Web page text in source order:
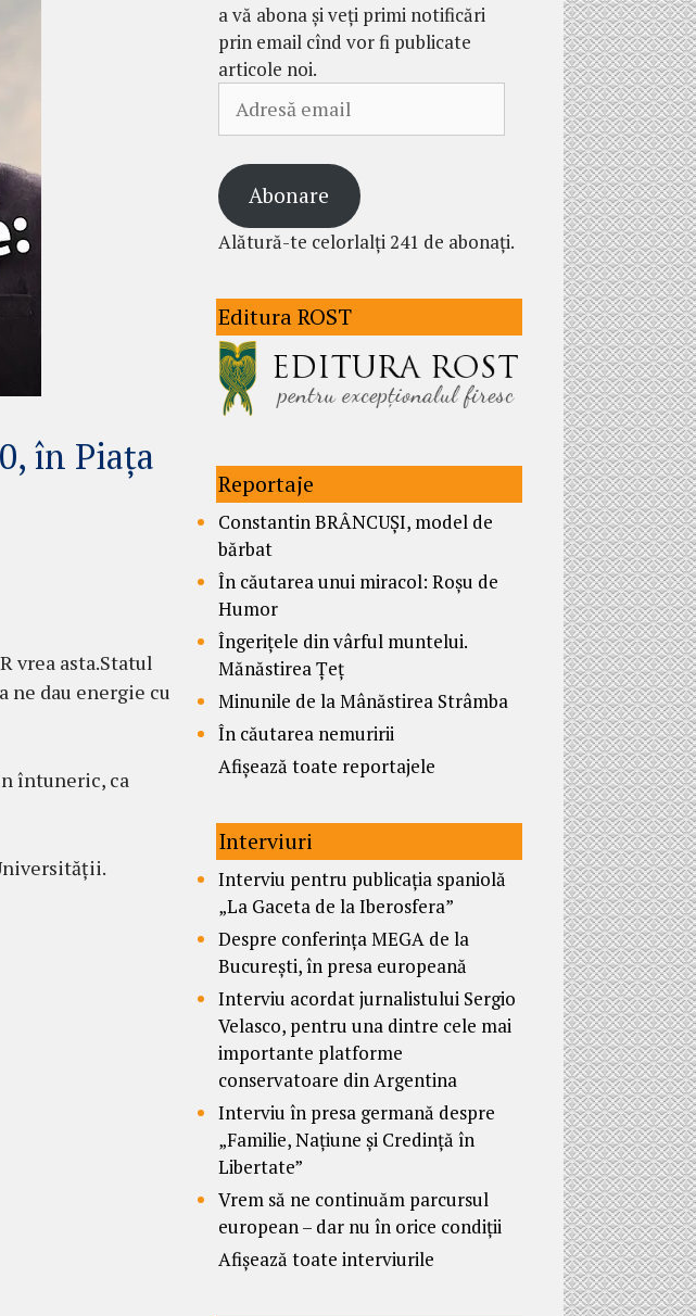
în Piața
vrea asta.Statul
ne dau energie cu
întuneric, ca
a vă abona și veți primi notificări
prin email cînd vor fi publicate
articole noi.
email
Abonare
Alătură-te celorlalți 241 de abonați.
Editura ROST
Reportaje
Constantin BRÂNCUȘI, model de
bărbat
În căutarea unui miracol: Roșu de
Humor
Îngerițele din vârful muntelui.
Mănăstirea Țeț
Minunile de la Mânăstirea Strâmba
În căutarea nemuririi
Afișează toate reportajele
Interviuri
Interviu pentru publicația spaniolă
„La Gaceta de la Iberosfera”
Despre conferința MEGA de la
București, în presa europeană
Interviu acordat jurnalistului Sergio
Velasco, pentru una dintre cele mai
importante platforme
conservatoare din Argentina
Interviu în presa germană despre
„Familie, Națiune și Credință în
Libertate”
Vrem să ne continuăm parcursul
european – dar nu în orice condiții
Afișează toate interviurile